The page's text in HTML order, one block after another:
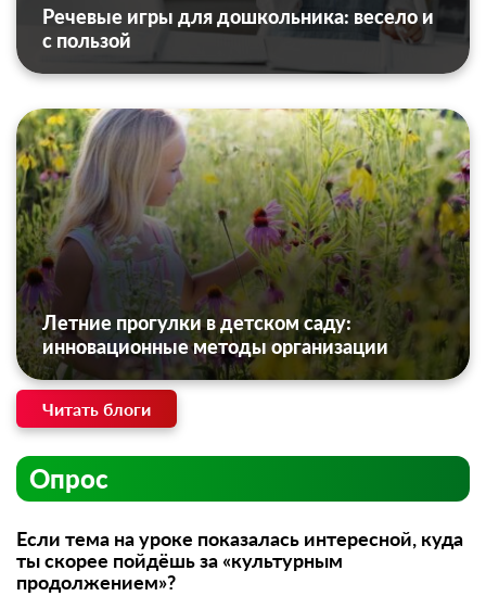
Речевые игры для дошкольника: весело и
с пользой
Летние прогулки в детском саду:
инновационные методы организации
Читать блоги
Опрос
Если тема на уроке показалась интересной, куда
ты скорее пойдёшь за «культурным
продолжением»?